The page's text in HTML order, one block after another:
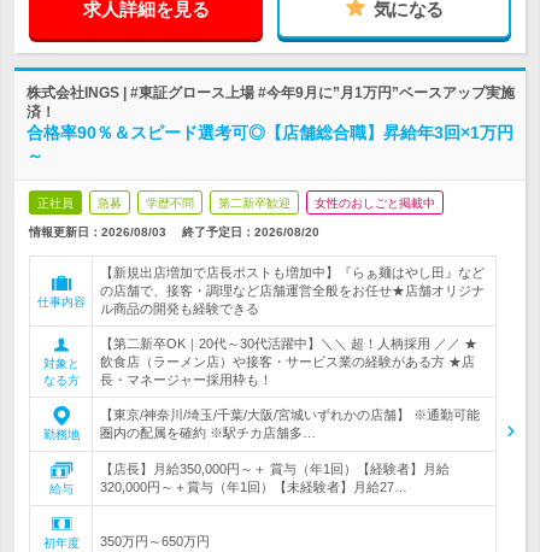
求人詳細を見る 気になる
株式会社INGS | #東証グロース上場 #今年9月に”月1万円”ベースアップ実施
済！
合格率90％＆スピード選考可◎【店舗総合職】昇給年3回×1万円
～
正社員 急募 学歴不問 第二新卒歓迎 女性のおしごと掲載中
情報更新日：2026/08/03 終了予定日： 2026/08/20
仕事内容
【新規出店増加で店長ポストも増加中】『らぁ麺はやし田』など
の店舗で、接客・調理など店舗運営全般をお任せ★店舗オリジナ
ル商品の開発も経験できる
対象と
なる方
【第二新卒OK｜20代～30代活躍中】＼＼ 超！人柄採用 ／／ ★
飲食店（ラーメン店）や接客・サービス業の経験がある方 ★店
長・マネージャー採用枠も！
勤務地
【東京/神奈川/埼玉/千葉/大阪/宮城いずれかの店舗】 ※通勤可能
圏内の配属を確約 ※駅チカ店舗多…
給与
【店長】月給350,000円～＋ 賞与（年1回）【経験者】月給
320,000円～＋賞与（年1回）【未経験者】月給27…
初年度
350万円～650万円